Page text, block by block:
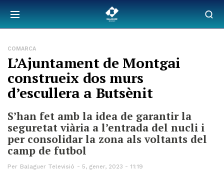
COMARCA
L’Ajuntament de Montgai
construeix dos murs
d’escullera a Butsènit
S’han fet amb la idea de garantir la
seguretat viària a l’entrada del nucli i
per consolidar la zona als voltants del
camp de futbol
Per Balaguer Televisió 5, gener, 2023 - 11:19